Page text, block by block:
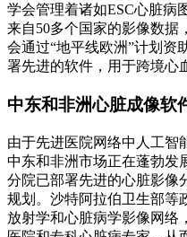
学会管理着诸如ESC心脏病
来自50多个国家的影像数据
会通过“地平线欧洲”计划资
署先进的软件，用于跨境心
中东和非洲心脏成像软
由于先进医院网络中人工智
中东和非洲市场正在蓬勃发
分院已部署先进的心脏影像
规划。沙特阿拉伯卫生部等
放射学和心脏病学影像网络